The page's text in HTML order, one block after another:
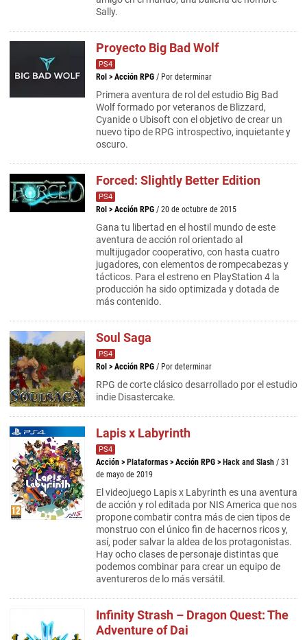
Sally.
Proyecto Big Bad Wolf
PS4
Rol > Acción RPG / Por determinar
Primera aventura de rol del estudio Big Bad
Wolf formado por veteranos de Blizzard,
Cyanide o Ubisoft con el objetivo de crear un
nuevo tipo de RPG introspectivo, inquietante y
oscuro.
Forced: Slightly Better Edition
PS4
Rol > Acción RPG / 20 de octubre de 2015
Gana tu libertad en el hostil mundo de este
aventura de acción rol orientado al
multijugador cooperativo, con hasta cuatro
jugadores, con elementos de rompecabezas y
tácticos. Para el estreno en PlayStation 4 la
producción ha sido optimizada y dotada de
más contenido.
Soul Saga
PS4
Rol > Acción RPG / Por determinar
RPG de corte clásico desarrollado por el estudio
indie Disastercake.
Lapis x Labyrinth
PS4
Acción > Plataformas > Acción RPG > Hack and Slash / 31
de mayo de 2019
El videojuego Lapis x Labyrinth es una aventura
de acción y rol editada por NIS America que nos
propone combatir contra más de cien tipos de
monstruo con el único fin de hacernos ricos y,
así, poder salvar la aldea de los protagonistas.
Hay ocho clases de personaje distintas que
podemos combinar para crear un equipo de
aventureros de lo más versátil.
Infinity Strash – Dragon Quest: The
Adventure of Dai